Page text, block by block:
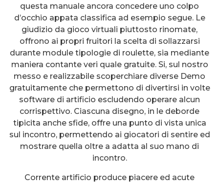
questa manuale ancora concedere uno colpo
d’occhio appata classifica ad esempio segue. Le
giudizio da gioco virtuali piuttosto rinomate,
offrono ai propri fruitori la scelta di sollazzarsi
durante module tipologie di roulette, sia mediante
maniera contante veri quale gratuite. Si, sul nostro
messo e realizzabile scoperchiare diverse Demo
gratuitamente che permettono di divertirsi in volte
software di artificio escludendo operare alcun
corrispettivo. Ciascuna disegno, in le deborde
tipicita anche sfide, offre una punto di vista unica
sul incontro, permettendo ai giocatori di sentire ed
mostrare quella oltre a adatta al suo mano di
incontro.
Corrente artificio produce piacere ed acute